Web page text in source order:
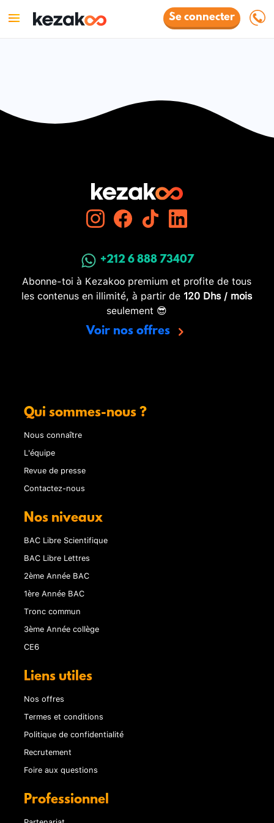
Se connecter
+212 6 888 73407
Abonne-toi à Kezakoo premium et profite de tous
les contenus en illimité, à partir de 120 Dhs / mois
seulement 😎
Voir nos offres
Qui sommes-nous ?
Nous connaître
L'équipe
Revue de presse
Contactez-nous
Nos niveaux
BAC Libre Scientifique
BAC Libre Lettres
2ème Année BAC
1ère Année BAC
Tronc commun
3ème Année collège
CE6
Liens utiles
Nos offres
Termes et conditions
Politique de confidentialité
Recrutement
Foire aux questions
Professionnel